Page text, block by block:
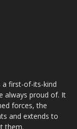
a first-of-its-kind
always proud of. It
forces, the
and extends to
them.